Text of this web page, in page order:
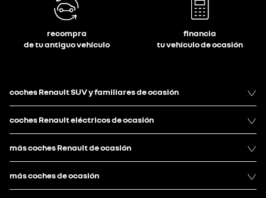
recompra
de tu antiguo vehículo
financia
tu vehículo de ocasión
coches Renault SUV y familiares de ocasión
coches Renault eléctricos de ocasión
más coches Renault de ocasión
más coches de ocasión